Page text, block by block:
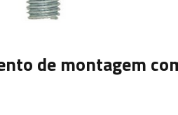
de montagem